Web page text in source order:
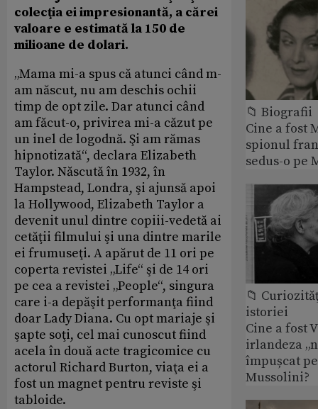
colecţia ei impresionantă, a cărei
valoare e estimată la 150 de
milioane de dolari.
„Mama mi-a spus că atunci când m-
am născut, nu am deschis ochii
timp de opt zile. Dar atunci când
am făcut-o, privirea mi-a căzut pe
un inel de logodnă. Şi am rămas
hipnotizată“, declara Elizabeth
Taylor. Născută în 1932, în
Hampstead, Londra, şi ajunsă apoi
la Hollywood, Elizabeth Taylor a
devenit unul dintre copiii-vedetă ai
cetăţii filmului şi una dintre marile
ei frumuseţi. A apărut de 11 ori pe
coperta revistei „Life“ şi de 14 ori
pe cea a revistei „People“, singura
care i-a depăşit performanţa fiind
doar Lady Diana. Cu opt mariaje şi
şapte soţi, cel mai cunoscut fiind
acela în două acte tragicomice cu
actorul Richard Burton, viaţa ei a
fost un magnet pentru reviste şi
tabloide.
📁 Biografii
Cine a fost
spionul
sedus-o pe
📁
istoriei
Cine a fost
irlandeza
împușcat
Mussolini?